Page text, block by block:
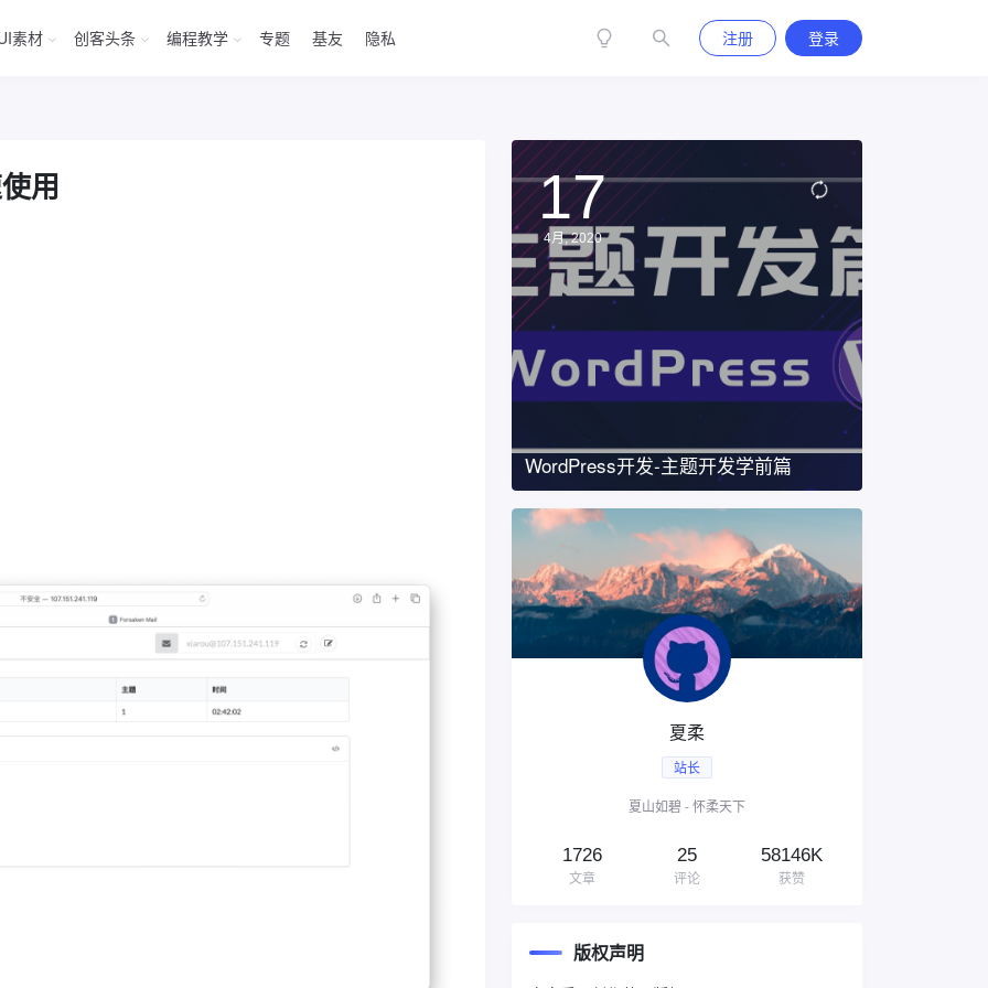
素材 创客头条 编程教学 专题 基友 隐私 注册 登录
用 17
4月, 2020
WordPress开发-主题开发学前篇
夏柔
站长
夏山如碧 - 怀柔天下
1726
文章
25
评论
58146K
获赞
版权声明